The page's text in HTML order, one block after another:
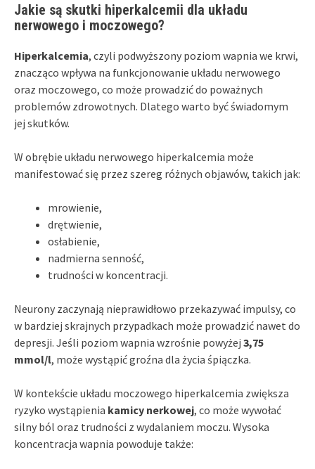
Jakie są skutki hiperkalcemii dla układu
nerwowego i moczowego?
Hiperkalcemia, czyli podwyższony poziom wapnia we krwi,
znacząco wpływa na funkcjonowanie układu nerwowego
oraz moczowego, co może prowadzić do poważnych
problemów zdrowotnych. Dlatego warto być świadomym
jej skutków.
W obrębie układu nerwowego hiperkalcemia może
manifestować się przez szereg różnych objawów, takich jak:
mrowienie,
drętwienie,
osłabienie,
nadmierna senność,
trudności w koncentracji.
Neurony zaczynają nieprawidłowo przekazywać impulsy, co
w bardziej skrajnych przypadkach może prowadzić nawet do
depresji. Jeśli poziom wapnia wzrośnie powyżej 3,75
mmol/l, może wystąpić groźna dla życia śpiączka.
W kontekście układu moczowego hiperkalcemia zwiększa
ryzyko wystąpienia kamicy nerkowej, co może wywołać
silny ból oraz trudności z wydalaniem moczu. Wysoka
koncentracja wapnia powoduje także: